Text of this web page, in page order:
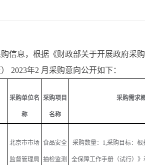
信息，根据《财政部关于开展政府采
2023年2 月采购意向公开如下：
采购单位名
称
采购项目
名称
采购需求
北京市市场
监督管理局
食品安全
抽检监测
采购数量： 1,采购目标：根
全保障工作手册（试行）